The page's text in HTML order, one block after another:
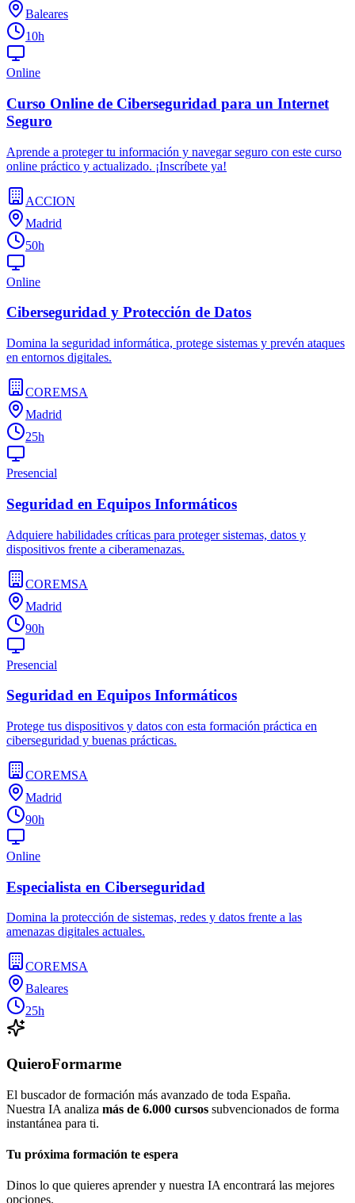
Baleares
10h
Online
Curso Online de Ciberseguridad para un Internet
Seguro
Aprende a proteger tu información y navegar seguro con este curso
online práctico y actualizado. ¡Inscríbete ya!
ACCION
Madrid
50h
Online
Ciberseguridad y Protección de Datos
Domina la seguridad informática, protege sistemas y prevén ataques
en entornos digitales.
COREMSA
Madrid
25h
Presencial
Seguridad en Equipos Informáticos
Adquiere habilidades críticas para proteger sistemas, datos y
dispositivos frente a ciberamenazas.
COREMSA
Madrid
90h
Presencial
Seguridad en Equipos Informáticos
Protege tus dispositivos y datos con esta formación práctica en
ciberseguridad y buenas prácticas.
COREMSA
Madrid
90h
Online
Especialista en Ciberseguridad
Domina la protección de sistemas, redes y datos frente a las
amenazas digitales actuales.
COREMSA
Baleares
25h
QuieroFormarme
El buscador de formación más avanzado de toda España.
Nuestra IA analiza más de 6.000 cursos subvencionados de forma
instantánea para ti.
Tu próxima formación te espera
Dinos lo que quieres aprender y nuestra IA encontrará las mejores
opciones.